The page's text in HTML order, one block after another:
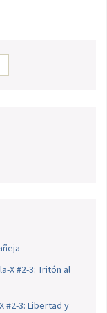
X #2-3: Tritón al
#2-3: Libertad y